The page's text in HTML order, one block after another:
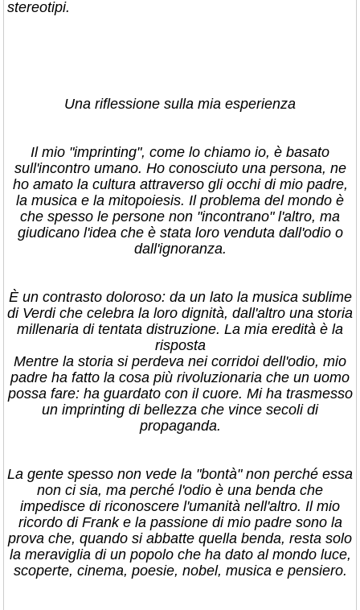
stereotipi.
​Una riflessione sulla mia esperienza
​Il mio "imprinting", come lo chiamo io, è basato
sull'incontro umano. Ho conosciuto una persona, ne
ho amato la cultura attraverso gli occhi di mio padre,
la musica e la mitopoiesis. Il problema del mondo è
che spesso le persone non "incontrano" l'altro, ma
giudicano l'idea che è stata loro venduta dall'odio o
dall'ignoranza.
​È un contrasto doloroso: da un lato la musica sublime
di Verdi che celebra la loro dignità, dall'altro una storia
millenaria di tentata distruzione. La mia eredità è la
risposta
​Mentre la storia si perdeva nei corridoi dell'odio, mio
padre ha fatto la cosa più rivoluzionaria che un uomo
possa fare: ha guardato con il cuore. Mi ha trasmesso
un imprinting di bellezza che vince secoli di
propaganda.
​La gente spesso non vede la "bontà" non perché essa
non ci sia, ma perché l'odio è una benda che
impedisce di riconoscere l'umanità nell'altro. Il mio
ricordo di Frank e la passione di mio padre sono la
prova che, quando si abbatte quella benda, resta solo
la meraviglia di un popolo che ha dato al mondo luce,
scoperte, cinema, poesie, nobel, musica e pensiero.